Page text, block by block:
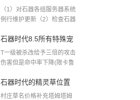
护更新预告
月11日周二早上5:10-
（1）对石器各组服务器系统
例行维护更新（2）检查石器
石器时代8.5所有特殊宠
技能大全
T一级被杀改给予三倍的攻击
伤害但是命中率下降(限卡鲁
石器时代的精灵草位置
村庄草名价格补充塔姆塔姆